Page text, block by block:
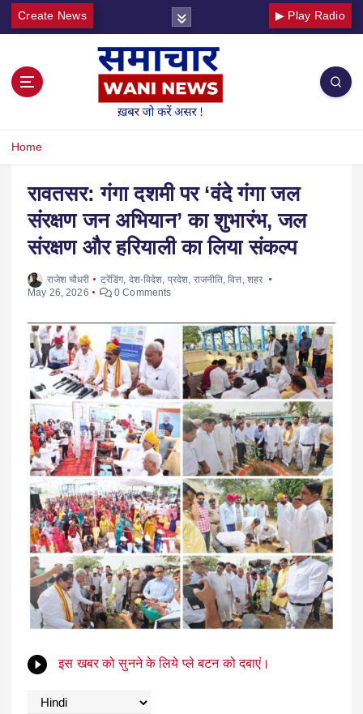
Create News ▶ Play Radio
Home
रावतसर: गंगा दशमी पर ‘वंदे गंगा जल
संरक्षण जन अभियान’ का शुभारंभ, जल
संरक्षण और हरियाली का लिया संकल्प
राजेश चौधरी ट्रेंडिंग, देश-विदेश प्रदेश राजनीति ,वित्त शहर
May 26, 2026
0 Comments
इस खबर को सुनने के लिये प्ले बटन को दबाएं।